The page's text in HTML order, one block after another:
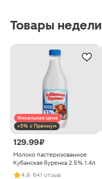
Товары недели
Финальная цена
+5% с Премиум
129.99 ₽
Молоко пастеризованное
Кубанская буренка 2.5% 1.4л
4.8· 641 отзыв